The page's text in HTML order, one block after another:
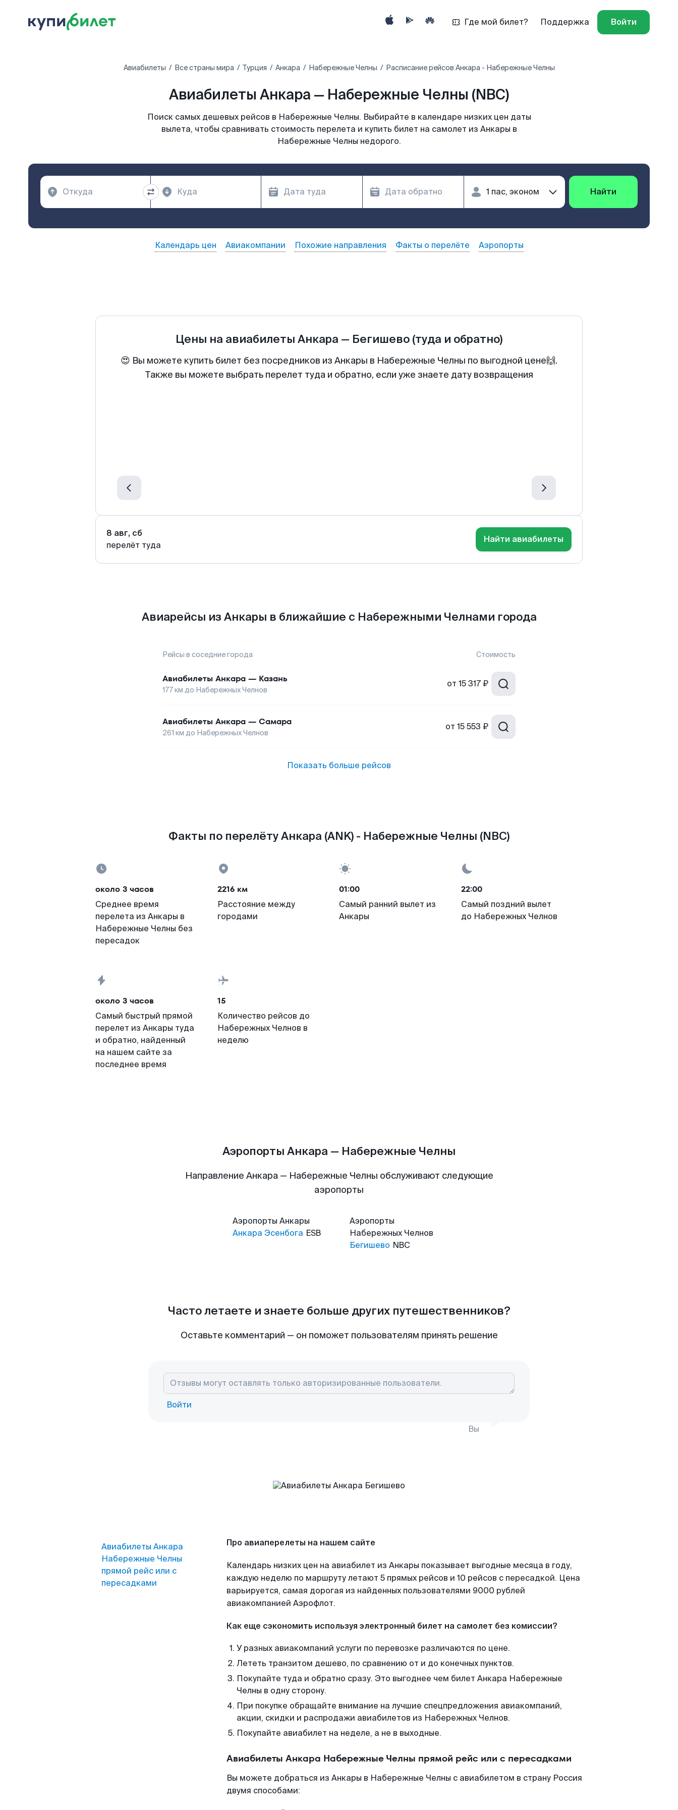
Где мой билет? Поддержка Войти
Авиабилеты Все страны мира Турция Анкара Набережные Челны Расписание рейсов Анкара - Набережные Челны
Авиабилеты Анкара — Набережные Челны (NBC)
Поиск самых дешевых рейсов в Набережные Челны. Выбирайте в календаре низких цен даты
вылета, чтобы сравнивать стоимость перелета и купить билет на самолет из Анкары в
Набережные Челны недорого.
Найти
Календарь цен Авиакомпании Похожие направления Факты о перелёте Аэропорты
Цены на авиабилеты Анкара — Бегишево (туда и обратно)
😍 Вы можете купить билет без посредников из Анкары в Набережные Челны по выгодной цене🙌.
Также вы можете выбрать перелет туда и обратно, если уже знаете дату возвращения
8 авг, сб
перелёт туда
Найти авиабилеты
Авиарейсы из Анкары в ближайшие с Набережными Челнами города
Рейсы в соседние города Стоимость
Авиабилеты Анкара — Казань
177км до Набережных Челнов
от 15 317 ₽
Авиабилеты Анкара — Самара
261 км до Набережных Челнов
от 15 553 ₽
Показать больше рейсов
Факты по перелёту Анкара (ANK) - Набережные Челны (NBC)
около 3 часов
Среднее время
перелета из Анкары в
Набережные Челны без
пересадок
2216 км
Расстояние между
городами
01:00
Самый ранний вылет из
Анкары
22:00
Самый поздний вылет
до Набережных Челнов
около 3 часов
Самый быстрый прямой
перелет из Анкары туда
и обратно, найденный
на нашем сайте за
последнее время
15
Количество рейсов до
Набережных Челнов в
неделю
Аэропорты Анкара — Набережные Челны
Направление Анкара — Набережные Челны обслуживают следующие
аэропорты
Аэропорты Анкары
Анкара Эсенбога ESB
Аэропорты
Набережных Челнов
Бегишево NBC
Часто летаете и знаете больше других путешественников?
Оставьте комментарий — он поможет пользователям принять решение
Войти
Вы
Авиабилеты Анкара
Набережные Челны
прямой рейс или с
пересадками
Про авиаперелеты на нашем сайте
Календарь низких цен на авиабилет из Анкары показывает выгодные месяца в году,
каждую неделю по маршруту летают 5 прямых рейсов и 10 рейсов с пересадкой. Цена
варьируется, самая дорогая из найденных пользователями 9000 рублей
авиакомпанией Аэрофлот.
Как еще сэкономить используя электронный билет на самолет без комиссии?
У разных авиакомпаний услуги по перевозке различаются по цене.
Лететь транзитом дешево, по сравнению от и до конечных пунктов.
Покупайте туда и обратно сразу. Это выгоднее чем билет Анкара Набережные
Челны в одну сторону.
При покупке обращайте внимание на лучшие спецпредложения авиакомпаний,
акции, скидки и распродажи авиабилетов из Набережных Челнов.
Покупайте авиабилет на неделе, а не в выходные.
Авиабилеты Анкара Набережные Челны прямой рейс или с пересадками
Вы можете добраться из Анкары в Набережные Челны с авиабилетом в страну Россия
двумя способами: